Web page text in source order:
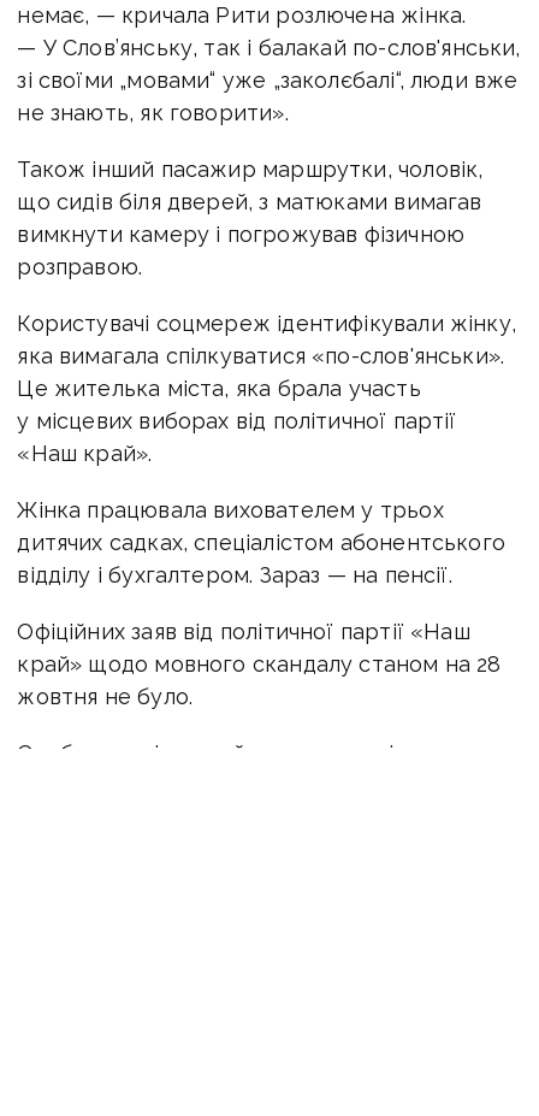
немає, — кричала Рити розлючена жінка.
— У Слов’янську, так і балакай по-слов'янськи,
зі своїми „мовами“ уже „заколєбалі“, люди вже
не знають, як говорити».
Також інший пасажир маршрутки, чоловік,
що сидів біля дверей, з матюками вимагав
вимкнути камеру і погрожував фізичною
розправою.
Користувачі соцмереж ідентифікували жінку,
яка вимагала спілкуватися «по-слов'янськи».
Це жителька міста, яка брала участь
у місцевих виборах від політичної партії
«Наш край».
Жінка працювала вихователем у трьох
дитячих садках, спеціалістом абонентського
відділу і бухгалтером. Зараз — на пенсії.
Офіційних заяв від політичної партії «Наш
край» щодо мовного скандалу станом на 28
жовтня не було.
Особу чоловіка, який погрожував і лаявся,